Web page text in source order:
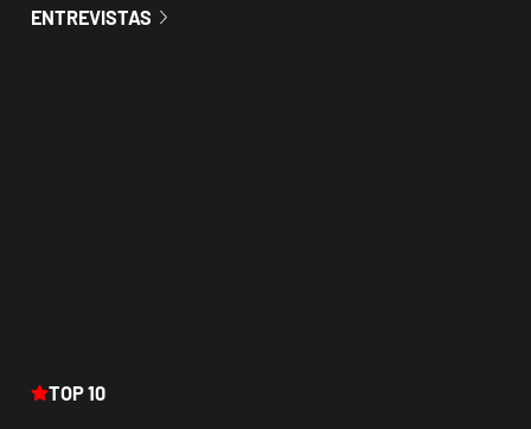
ENTREVISTAS
TOP 10